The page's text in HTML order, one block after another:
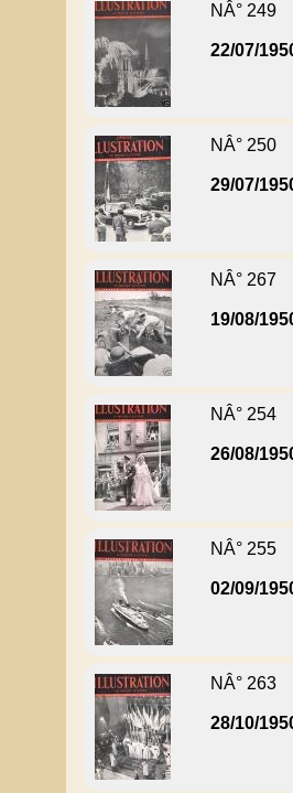
NÂ° 249
22/07/
NÂ° 250
29/07/
NÂ° 267
19/08/
NÂ° 254
26/08/
NÂ° 255
02/09/
NÂ° 263
28/10/